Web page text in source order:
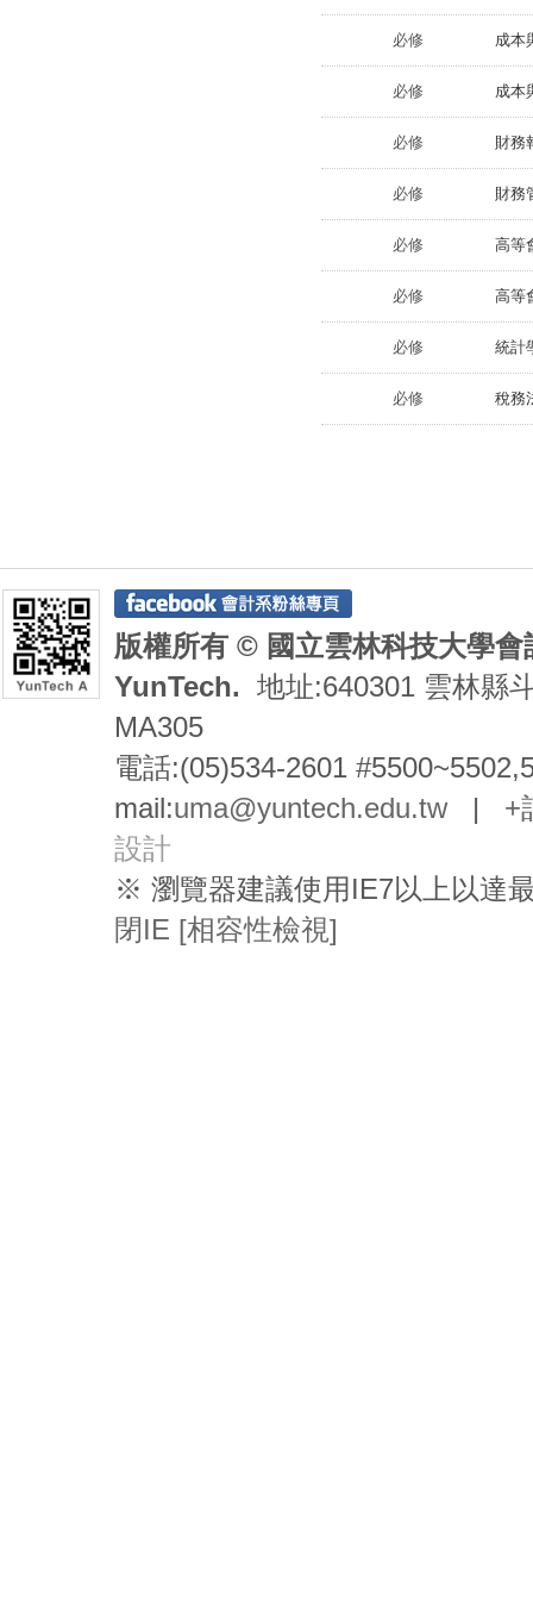
必修 成本
必修 成本
必修 財務
必修 財務
必修 高等
必修 高等
必修 統計
必修 稅務
版權所有 © 國立雲林科技大學
YunTech. 地址:640301 雲林縣
MA305
電話:(05)534-2601
mail:uma@yuntech.edu.tw| +
設計
※ 瀏覽器建議使用IE7以上以達
閉IE [相容性檢視]